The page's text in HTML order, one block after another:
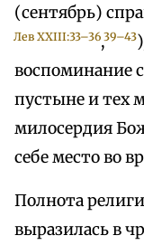
(сентябрь)
Лев ХХIII:33–36,39–43
воспоминание
пустыне и тех
милосердия
себе место во
Полнота
выразилась в